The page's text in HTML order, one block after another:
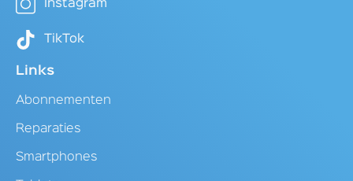
Instagram
TikTok
Links
Abonnementen
Reparaties
Smartphones